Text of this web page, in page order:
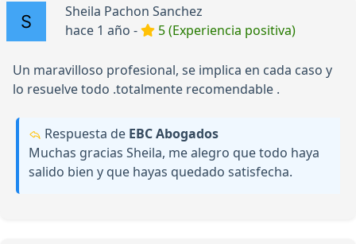
Sheila Pachon Sanchez
hace 1 año -
5 (Experiencia positiva)
Un maravilloso profesional, se implica en cada caso y
lo resuelve todo .totalmente recomendable .
Respuesta de EBC Abogados
Muchas gracias Sheila, me alegro que todo haya
salido bien y que hayas quedado satisfecha.